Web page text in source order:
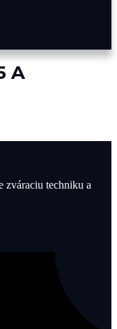
A
zváraciu techniku a